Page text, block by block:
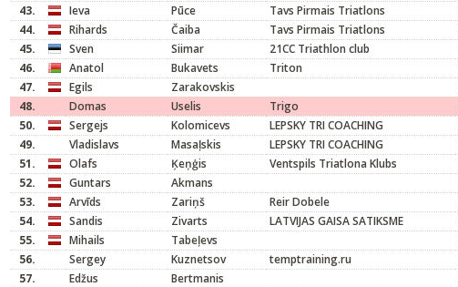
43.
Ieva Pūce Tavs Pirmais Triatlons
44.
Rihards Čaiba Tavs Pirmais Triatlons
45.
Sven Siimar 21CC Triathlon club
46.
Anatol Bukavets Triton
47.
Egils Zarakovskis
48.
Domas Uselis Trigo
50.
Sergejs Kolomicevs LEPSKY TRI COACHING
49.
Vladislavs Masaļskis LEPSKY TRI COACHING
51.
Olafs Ķeņģis Ventspils Triatlona Klubs
52.
Guntars Akmans
53.
Arvīds Zariņš Reir Dobele
54.
Sandis Zivarts LATVIJAS GAISA SATIKSME
55.
Mihails Tabeļevs
56.
Sergey Kuznetsov temptraining.ru
57.
Edžus Bertmanis